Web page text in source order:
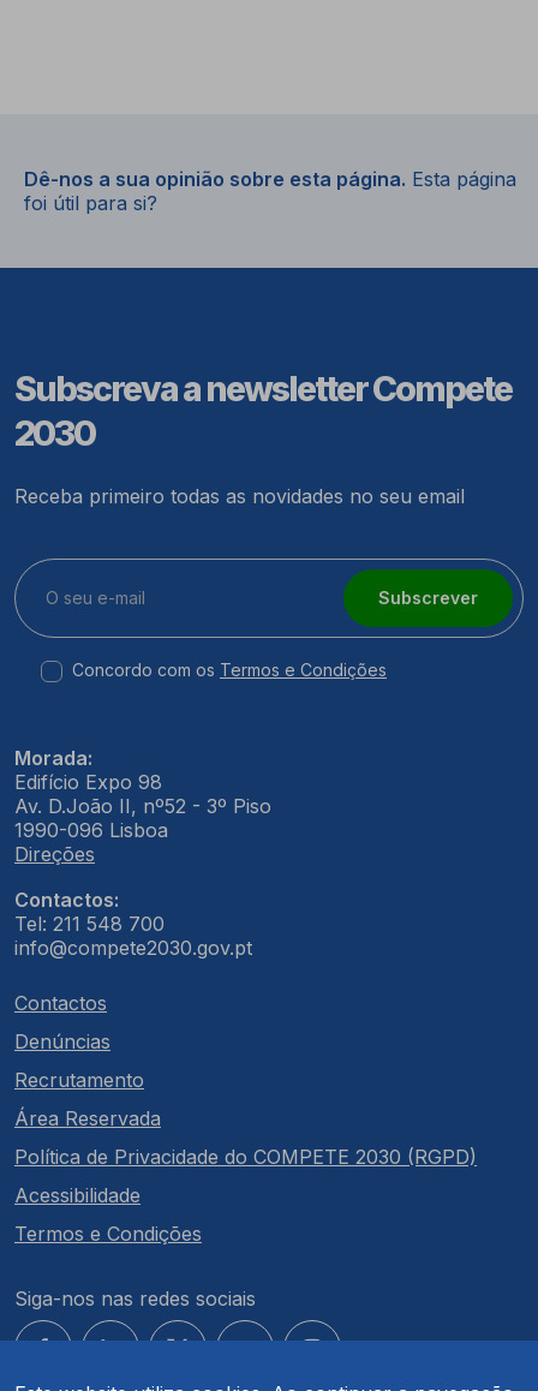
Dê-nos a sua opinião sobre esta página. Esta página
foi útil para si?
Subscreva a newsletter Compete
2030
Receba primeiro todas as novidades no seu email
Subscrever
Concordo com os Termos e Condições
Morada:
Edifício Expo 98
Av. D.João II, nº52 - 3º Piso
1990-096 Lisboa
Direções
Contactos:
Tel: 211 548 700
info@compete2030.gov.pt
Contactos
Denúncias
Recrutamento
Área Reservada
Política de Privacidade do COMPETE 2030 (RGPD)
Acessibilidade
Termos e Condições
Siga-nos nas redes sociais